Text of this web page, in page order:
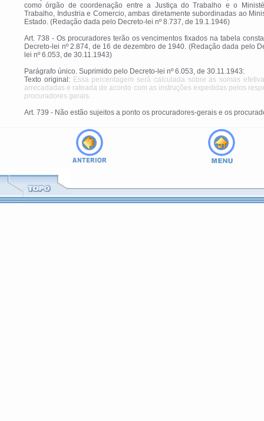
como órgão de coordenação entre a Justiça do Trabalho e o
Trabalho, Industria e Comercio, ambas diretamente subordinadas ao
Estado. (Redação dada pelo Decreto-lei nº 8.737, de 19.1.1946)
Art. 738 - Os procuradores terão os vencimentos fixados na tabela
Decreto-lei nº 2.874, de 16 de dezembro de 1940. (Redação dada pelo
lei nº 6.053, de 30.11.1943)
Parágrafo único. Suprimido pelo Decreto-lei nº 6.053, de 30.11.1943:
Texto original: Essa percentagem será calculada sobre as somas
arrecadadas e rateada de acordo com as instruções expedidas pelos
procuradores gerais.
Art. 739 - Não estão sujeitos a ponto os procuradores-gerais e os